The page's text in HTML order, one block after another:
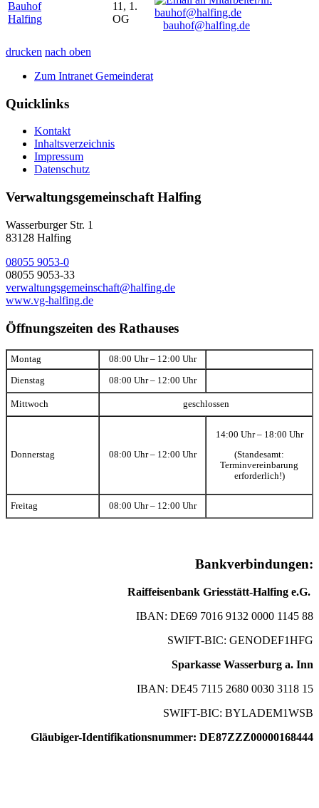
Bauhof
Halfing
11, 1.
OG
bauhof@halfing.de
drucken nach oben
Zum Intranet Gemeinderat
Quicklinks
Kontakt
Inhaltsverzeichnis
Impressum
Datenschutz
Verwaltungsgemeinschaft Halfing
Wasserburger Str. 1
83128 Halfing
08055 9053-0
08055 9053-33
verwaltungsgemeinschaft@halfing.de
www.vg-halfing.de
Öffnungszeiten des Rathauses
Montag 08:00 Uhr – 12:00 Uhr
Dienstag 08:00 Uhr – 12:00 Uhr
Mittwoch geschlossen
Donnerstag 08:00 Uhr – 12:00 Uhr
14:00 Uhr – 18:00 Uhr
(Standesamt:
Terminvereinbarung
erforderlich!)
Freitag 08:00 Uhr – 12:00 Uhr
Bankverbindungen:
Raiffeisenbank Griesstätt-Halfing e.G.
IBAN: DE69 7016 9132 0000 1145 88
SWIFT-BIC: GENODEF1HFG
Sparkasse Wasserburg a. Inn
IBAN: DE45 7115 2680 0030 3118 15
SWIFT-BIC: BYLADEM1WSB
Gläubiger-Identifikationsnummer: DE87ZZZ00000168444